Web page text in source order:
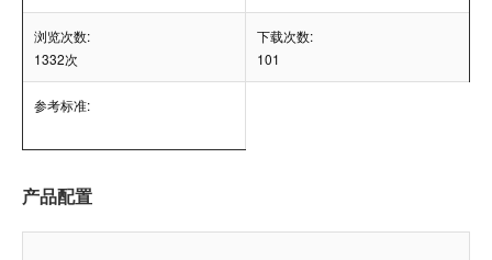
浏览次数:
1332次
下载次数:
101
参考标准:
产品配置